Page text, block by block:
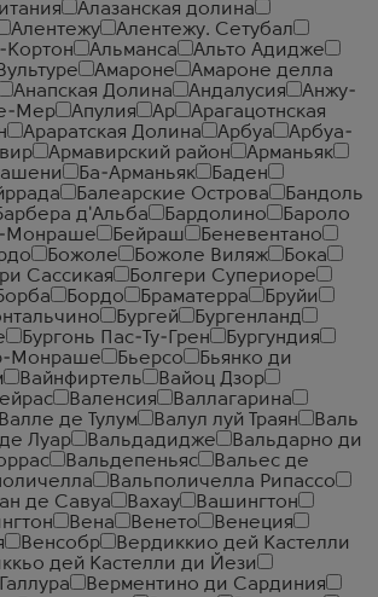
Алазанская долина
Алентежу
Алентежу. Сетубал
Кортон Альманса
Альто Адидже
Амароне
Амароне делла
Анапская Долина Андалусия
Анжу-
Мер Апулия Ар
Арагацотнская
Араратская Долина Арбуа
Арбуа-
Армавирский район
Арманьяк
Ба-Арманьяк
Баден
Балеарские Острова
Бандоль
д'Альба Бардолино
Бароло
Монраше Бейраш
Беневентано
Божоле Божоле Виляж
Бока
Сассикая
Болгери Супериоре
Бордо Браматерра
Бруйи
Бургей
Бургенланд
Бургонь Пас-Ту-Грен
Бургундия
Монраше
Бьерсо
Бьянко ди
Вайнфиртель
Вайоц Дзор
Валенсия
Валлагарина
Валле де Тулум Валул луй Траян
Валь
Луар Вальдадидже
Вальдарно ди
Вальдепеньяс
Вальес де
Вальполичелла Рипассо
де Савуа Вахау
Вашингтон
Вена Венето
Венеция
Венсобр
Вердиккио дей Кастелли
дей Кастелли ди Йези
Верментино ди Сардиния